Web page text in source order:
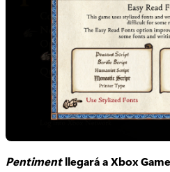
Pentimentllegará a Xbox Game